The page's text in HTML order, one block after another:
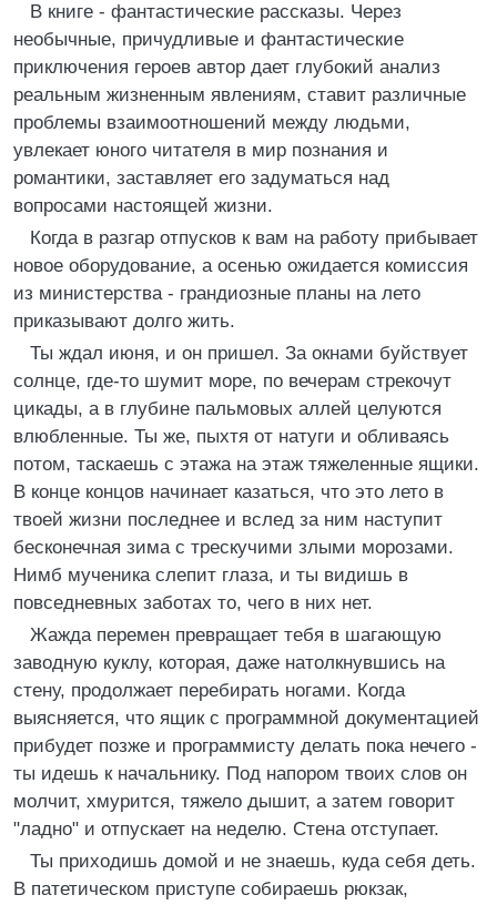
В книге - фантастические рассказы. Через
необычные, причудливые и фантастические
приключения героев автор дает глубокий анализ
реальным жизненным явлениям, ставит различные
проблемы взаимоотношений между людьми,
увлекает юного читателя в мир познания и
романтики, заставляет его задуматься над
вопросами настоящей жизни.
Когда в разгар отпусков к вам на работу прибывает
новое оборудование, а осенью ожидается комиссия
из министерства - грандиозные планы на лето
приказывают долго жить.
Ты ждал июня, и он пришел. За окнами буйствует
солнце, где-то шумит море, по вечерам стрекочут
цикады, а в глубине пальмовых аллей целуются
влюбленные. Ты же, пыхтя от натуги и обливаясь
потом, таскаешь с этажа на этаж тяжеленные ящики.
В конце концов начинает казаться, что это лето в
твоей жизни последнее и вслед за ним наступит
бесконечная зима с трескучими злыми морозами.
Нимб мученика слепит глаза, и ты видишь в
повседневных заботах то, чего в них нет.
Жажда перемен превращает тебя в шагающую
заводную куклу, которая, даже натолкнувшись на
стену, продолжает перебирать ногами. Когда
выясняется, что ящик с программной документацией
прибудет позже и программисту делать пока нечего -
ты идешь к начальнику. Под напором твоих слов он
молчит, хмурится, тяжело дышит, а затем говорит
"ладно" и отпускает на неделю. Стена отступает.
Ты приходишь домой и не знаешь, куда себя деть.
В патетическом приступе собираешь рюкзак,